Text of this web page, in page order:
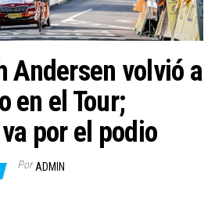
c
i
ó
Andersen volvió a
en el Tour;
va por el podio
Por ADMIN